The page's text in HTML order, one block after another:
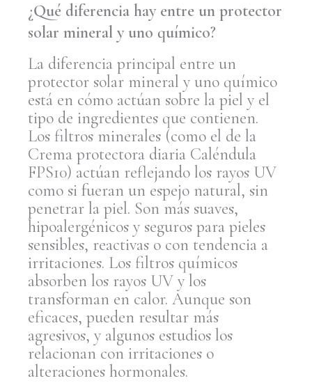
¿Qué diferencia hay entre un protector
solar mineral y uno químico?
La diferencia principal entre un
protector solar mineral y uno químico
está en cómo actúan sobre la piel y el
tipo de ingredientes que contienen.
Los filtros minerales (como el de la
Crema protectora diaria Caléndula
FPS10) actúan reflejando los rayos UV
como si fueran un espejo natural, sin
penetrar la piel. Son más suaves,
hipoalergénicos y seguros para pieles
sensibles, reactivas o con tendencia a
irritaciones. Los filtros químicos
absorben los rayos UV y los
transforman en calor. Aunque son
eficaces, pueden resultar más
agresivos, y algunos estudios los
relacionan con irritaciones o
alteraciones hormonales.